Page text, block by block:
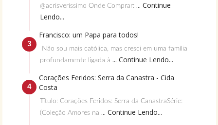
@acrisverissimo Onde Comprar: ... Continue
Lendo...
Francisco: um Papa para todos!
Não sou mais católica, mas cresci em uma família
profundamente ligada à ... Continue Lendo...
Corações Feridos: Serra da Canastra - Cida
Costa
Título: Corações Feridos: Serra da CanastraSérie:
(Coleção Amores na ... Continue Lendo...